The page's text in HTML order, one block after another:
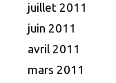
juillet 2011
juin 2011
avril 2011
mars 2011